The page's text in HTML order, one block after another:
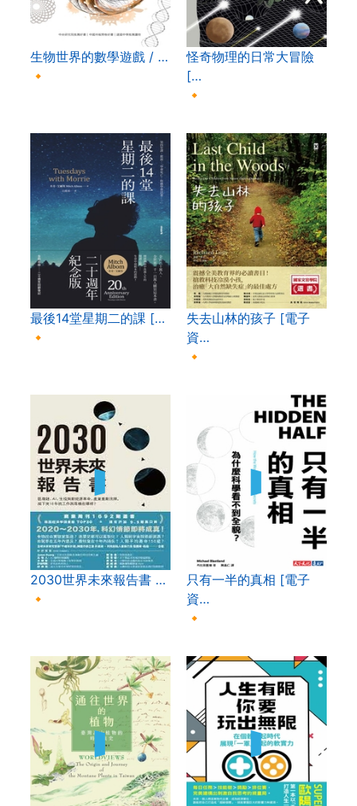
生物世界的數學遊戲 / …
🔸
怪奇物理的日常大冒險
[…
🔸
最後14堂星期二的課 […
🔸
失去山林的孩子 [電子
資…
🔸
2030世界未來報告書 …
🔸
只有一半的真相 [電子
資…
🔸